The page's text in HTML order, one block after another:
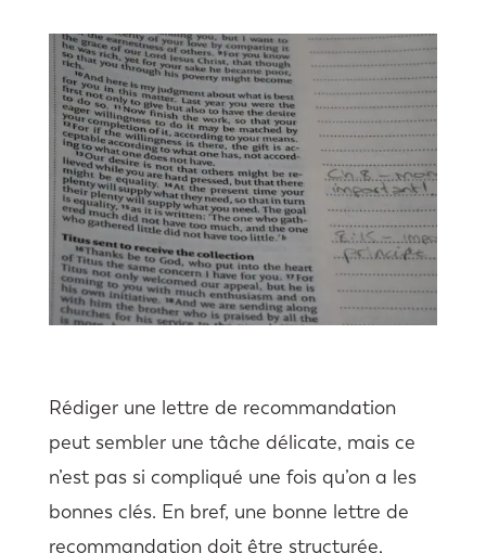
Rédiger une lettre de recommandation
peut sembler une tâche délicate, mais ce
n’est pas si compliqué une fois qu’on a les
bonnes clés. En bref, une bonne lettre de
recommandation doit être structurée,